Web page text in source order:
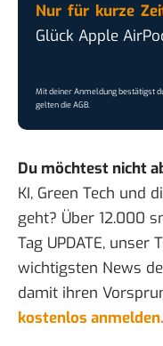
Nur für kurze
Glück Apple
Mit deiner Anmeldung bestätigst
gelten dieAGB.
Du möchtest nicht
KI, Green Tech und
geht? Über 12.000
Tag UPDATE, unser
wichtigsten News
damit ihren
kostenlos anmelden.